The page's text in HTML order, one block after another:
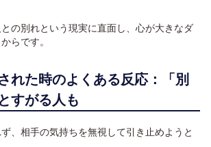
の別れという現実に直面し、心が大きなダ
らです。
れた時のよくある反応：「別
すがる人も
、相手の気持ちを無視して引き止めようと